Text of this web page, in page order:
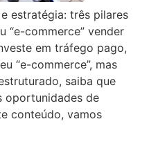
estratégia: três pilares
“e-commerce” vender
em tráfego pago,
“e-commerce”, mas
saiba que
oportunidades de
conteúdo, vamos